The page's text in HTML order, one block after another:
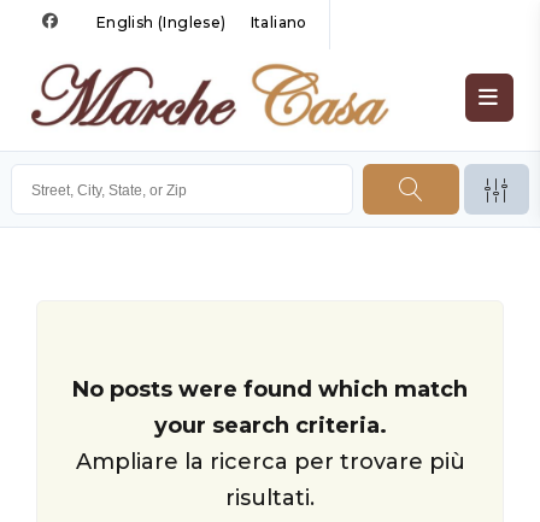
English (Inglese) Italiano
No posts were found which match
your search criteria.
Ampliare la ricerca per trovare più
risultati.